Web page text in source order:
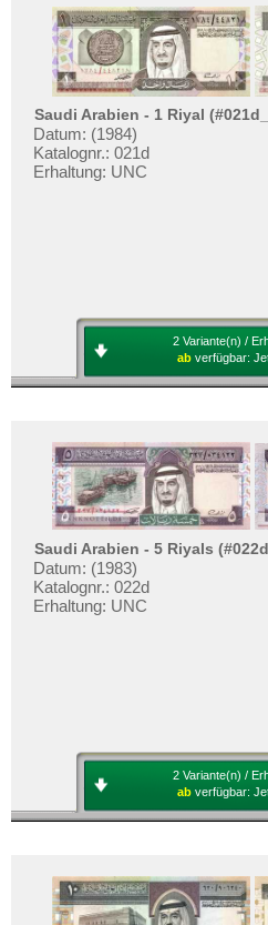
Privatsphäre und
Widerrufsbelehrung
Liefer- und Versandkosten
AGB
Impressum
Saudi Arabien - 1 Riyal
Datum: (1984)
Katalognr.: 021d
Erhaltung: UNC
2 Variante(n) /
ab verfügbar:
Saudi Arabien - 5 Riyals
Datum: (1983)
Katalognr.: 022d
Erhaltung: UNC
2 Variante(n) /
ab verfügbar: